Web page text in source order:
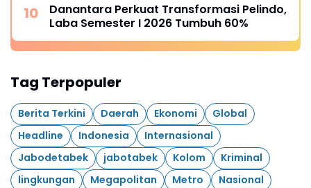
Danantara Perkuat Transformasi Pelindo,
Laba Semester I 2026 Tumbuh 60%
Tag Terpopuler
Berita Terkini Daerah Ekonomi
Global
Headline
Indonesia
Internasional
Jabodetabek
jabotabek Kolom
Kriminal
lingkungan
Megapolitan Metro
Nasional